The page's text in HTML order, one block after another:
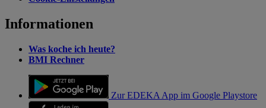
Informationen
Was koche ich heute?
BMI Rechner
Zur EDEKA App im Google Playstore